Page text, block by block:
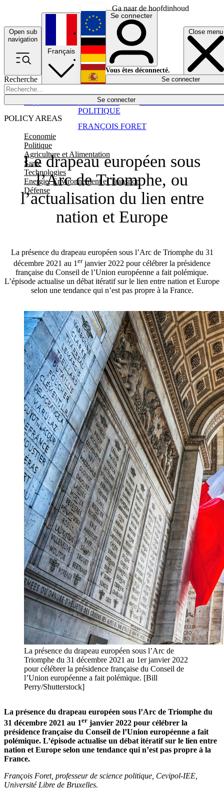
Ga naar de hoofdinhoud
Open sub
navigation
Close menu
Recherche
Se connecter
POLICY AREAS
Economie
Politique
Agriculture et Alimentation
Santé
Technologies
Energie, Environnement et Transport
Défense
Économie
Français
English
Deutsch
Español
Se connecter
Vous êtes déconnecté.
Se connecter
Le drapeau européen sous
l’Arc de Triomphe, ou
l’actualisation du lien entre
nation et Europe
La présence du drapeau européen sous l’Arc de Triomphe du 31
décembre 2021 au 1 erjanvier 2022 pour célébrer la présidence
française du Conseil de l’Union européenne a fait polémique.
L’épisode actualise un débat itératif sur le lien entre nation et Europe
selon une tendance qui n’est pas propre à la France.
FRANÇOIS FORET
POLITIQUE
La présence du drapeau européen sous l’Arc de
Triomphe du 31 décembre 2021 au 1er janvier 2022
pour célébrer la présidence française du Conseil de
l’Union européenne a fait polémique. [Bill
Perry/Shutterstock]
La présence du drapeau européen sous l’Arc de Triomphe du
31 décembre 2021 au 1er janvier 2022 pour célébrer la
présidence française du Conseil de l’Union européenne a fait
polémique. L’épisode actualise un débat itératif sur le lien entre
nation et Europe selon une tendance qui n’est pas propre à la
France.
François Foret, professeur de science politique, Cevipol-IEE,
Université Libre de Bruxelles.